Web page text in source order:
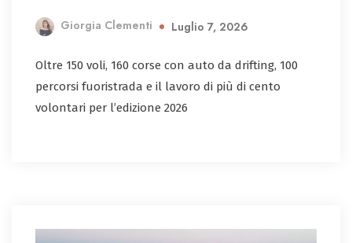
Giorgia Clementi Luglio 7, 2026
Oltre 150 voli, 160 corse con auto da drifting, 100
percorsi fuoristrada e il lavoro di più di cento
volontari per l’edizione 2026